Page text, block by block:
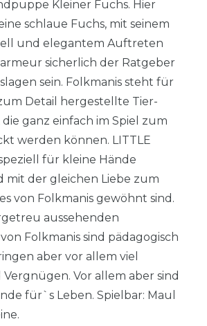
Kleiner Fuchs. Hier
schlaue Fuchs, mit seinem
und elegantem Auftreten
sicherlich der Ratgeber
sein. Folkmanis steht für
Detail hergestellte Tier-
ganz einfach im Spiel zum
werden können. LITTLE
für kleine Hände
mit der gleichen Liebe zum
von Folkmanis gewöhnt sind.
aussehenden
Folkmanis sind pädagogisch
aber vor allem viel
Vor allem aber sind
für`s Leben. Spielbar: Maul